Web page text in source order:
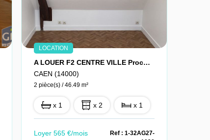
LOCATION
A LOUER F2 CENTRE VILLE Proche CAMPUS 1
CAEN (14000)
2 pièce(s) / 46.49 m²
x 1 x 2 x 1
Loyer 565 €/mois
Ref : 1-32AG27-